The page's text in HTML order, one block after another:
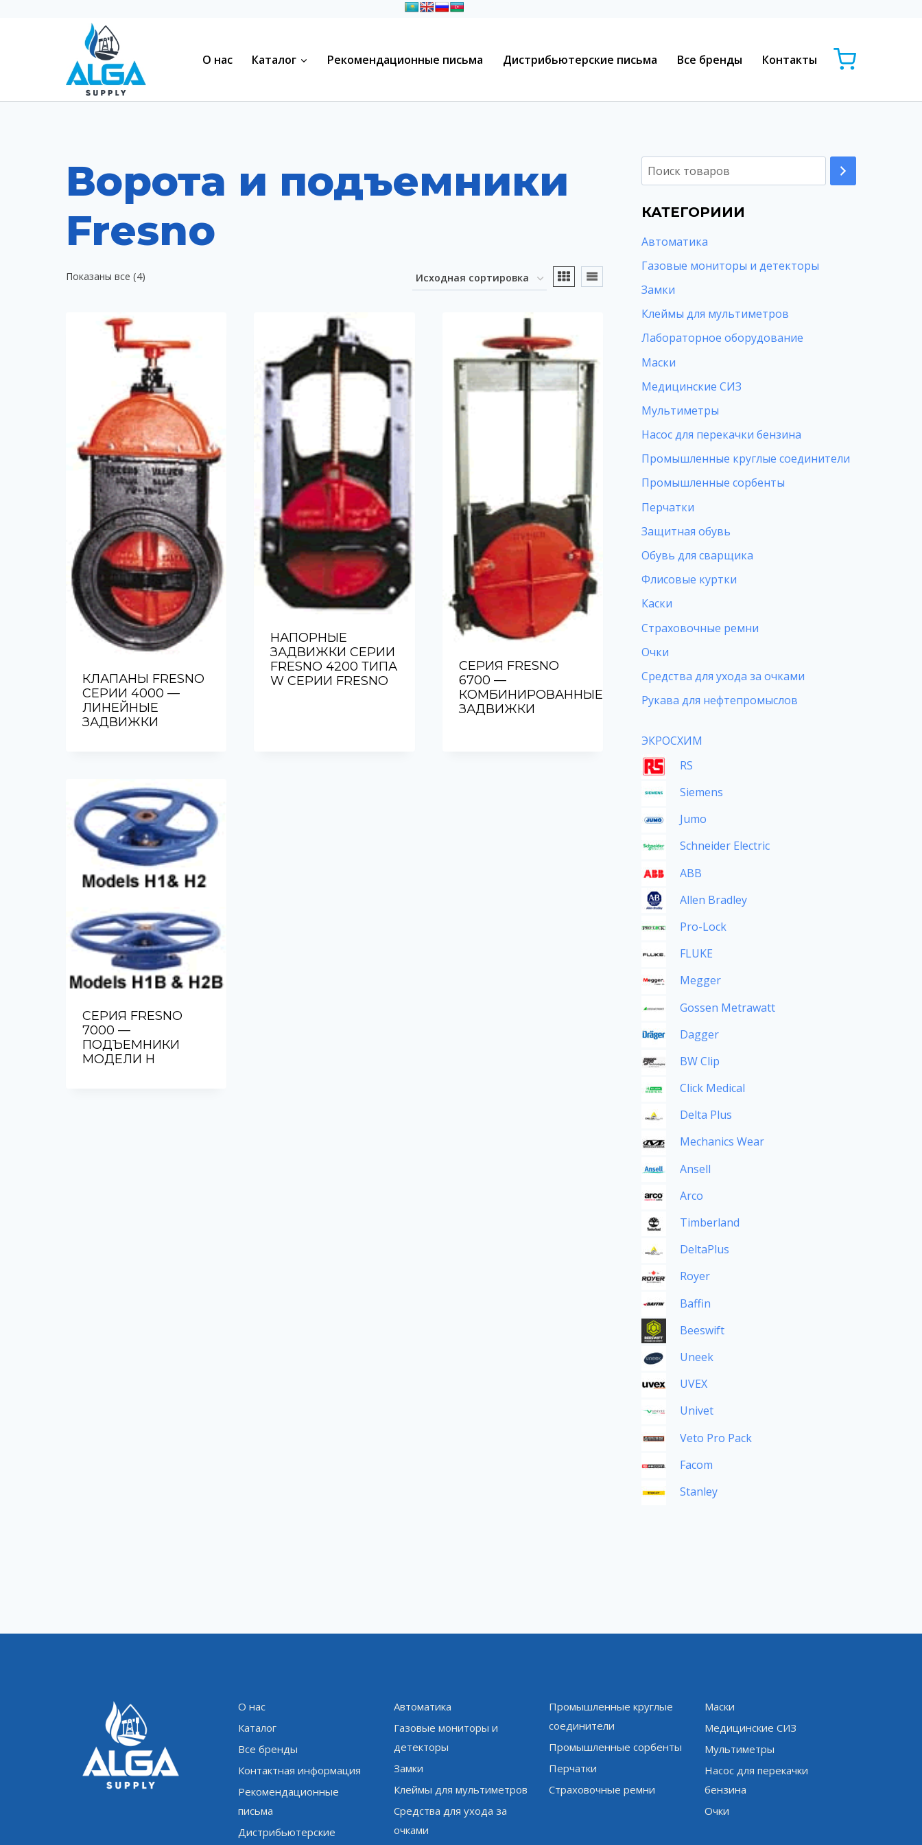
О нас Каталог Рекомендационные письма Дистрибьютерские письма Все бренды Контакты
Ворота и подъемники
Fresno
Показаны все (4)
КЛАПАНЫ FRESNO
СЕРИИ 4000 —
ЛИНЕЙНЫЕ
ЗАДВИЖКИ
НАПОРНЫЕ
ЗАДВИЖКИ СЕРИИ
FRESNO 4200 ТИПА
W СЕРИИ FRESNO
СЕРИЯ FRESNO
6700 —
КОМБИНИРОВАННЫЕ
ЗАДВИЖКИ
СЕРИЯ FRESNO
7000 —
ПОДЪЕМНИКИ
МОДЕЛИ H
КАТЕГОРИИИ
Автоматика
Газовые мониторы и детекторы
Замки
Клеймы для мультиметров
Лабораторное оборудование
Маски
Медицинские СИЗ
Мультиметры
Насос для перекачки бензина
Промышленные круглые соединители
Промышленные сорбенты
Перчатки
Защитная обувь
Обувь для сварщика
Флисовые куртки
Каски
Страховочные ремни
Очки
Средства для ухода за очками
Рукава для нефтепромыслов
ЭКРОСХИМ
RS
Siemens
Jumo
Schneider Electric
ABB
Allen Bradley
Pro-Lock
FLUKE
Megger
Gossen Metrawatt
Dagger
BW Clip
Click Medical
Delta Plus
Mechanics Wear
Ansell
Arco
Timberland
DeltaPlus
Royer
Baffin
Beeswift
Uneek
UVEX
Univet
Veto Pro Pack
Facom
Stanley
О нас
Каталог
Все бренды
Контактная информация
Рекомендационные
письма
Дистрибьютерские
Автоматика
Газовые мониторы и
детекторы
Замки
Клеймы для мультиметров
Средства для ухода за
очками
Промышленные круглые
соединители
Промышленные сорбенты
Перчатки
Страховочные ремни
Маски
Медицинские СИЗ
Мультиметры
Насос для перекачки
бензина
Очки